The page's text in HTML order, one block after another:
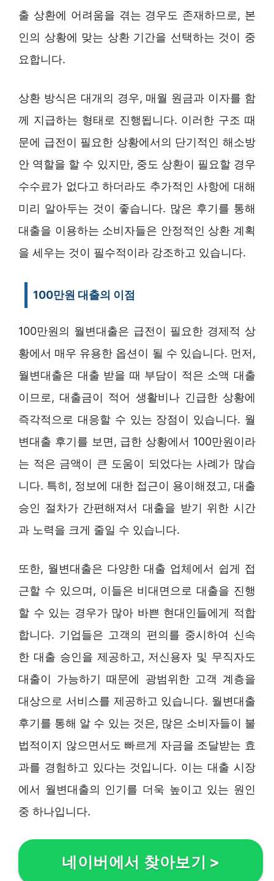
출 상환에 어려움을 겪는 경우도 존재하므로, 본
인의 상황에 맞는 상환 기간을 선택하는 것이 중
요합니다.
상환 방식은 대개의 경우, 매월 원금과 이자를 함
께 지급하는 형태로 진행됩니다. 이러한 구조 때
문에 급전이 필요한 상황에서의 단기적인 해소방
안 역할을 할 수 있지만, 중도 상환이 필요할 경우
수수료가 없다고 하더라도 추가적인 사항에 대해
미리 알아두는 것이 좋습니다. 많은 후기를 통해
대출을 이용하는 소비자들은 안정적인 상환 계획
을 세우는 것이 필수적이라 강조하고 있습니다.
100만원 대출의 이점
100만원의 월변대출은 급전이 필요한 경제적 상
황에서 매우 유용한 옵션이 될 수 있습니다. 먼저,
월변대출은 대출 받을 때 부담이 적은 소액 대출
이므로, 대출금이 적어 생활비나 긴급한 상황에
즉각적으로 대응할 수 있는 장점이 있습니다. 월
변대출 후기를 보면, 급한 상황에서 100만원이라
는 적은 금액이 큰 도움이 되었다는 사례가 많습
니다. 특히, 정보에 대한 접근이 용이해졌고, 대출
승인 절차가 간편해져서 대출을 받기 위한 시간
과 노력을 크게 줄일 수 있습니다.
또한, 월변대출은 다양한 대출 업체에서 쉽게 접
근할 수 있으며, 이들은 비대면으로 대출을 진행
할 수 있는 경우가 많아 바쁜 현대인들에게 적합
합니다. 기업들은 고객의 편의를 중시하여 신속
한 대출 승인을 제공하고, 저신용자 및 무직자도
대출이 가능하기 때문에 광범위한 고객 계층을
대상으로 서비스를 제공하고 있습니다. 월변대출
후기를 통해 알 수 있는 것은, 많은 소비자들이 불
법적이지 않으면서도 빠르게 자금을 조달받는 효
과를 경험하고 있다는 것입니다. 이는 대출 시장
에서 월변대출의 인기를 더욱 높이고 있는 원인
중 하나입니다.
네이버에서 찾아보기 >